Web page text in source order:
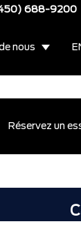
688-9200
nous
Réservez un